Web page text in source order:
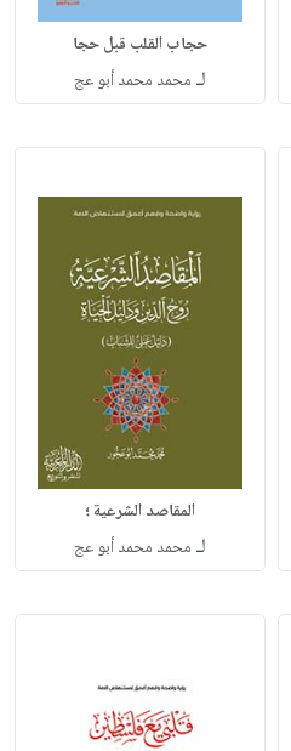
حجاب القلب قبل حجا
لـ محمد محمد أبو عج
المقاصد الشرعية ؛
لـ محمد محمد أبو عج